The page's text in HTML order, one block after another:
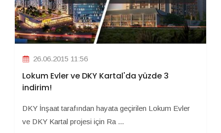
26.06.2015 11:56
Lokum Evler ve DKY Kartal'da yüzde 3
indirim!
DKY İnşaat tarafından hayata geçirilen Lokum Evler
ve DKY Kartal projesi için Ra ...